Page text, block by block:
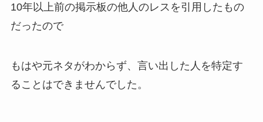
10年以上前の掲示板の他人のレスを引用したもの
だったので
もはや元ネタがわからず、言い出した人を特定す
ることはできませんでした。